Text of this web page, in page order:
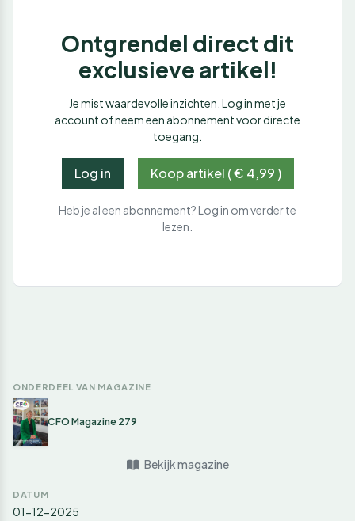
Ontgrendel direct dit
exclusieve artikel!
Je mist waardevolle inzichten. Log in met je
account of neem een abonnement voor directe
toegang.
Log in Koop artikel ( € 4,99 )
Heb je al een abonnement? Log in om verder te
lezen.
ONDERDEEL VAN MAGAZINE
CFO Magazine 279
Bekijk magazine
DATUM
01-12-2025